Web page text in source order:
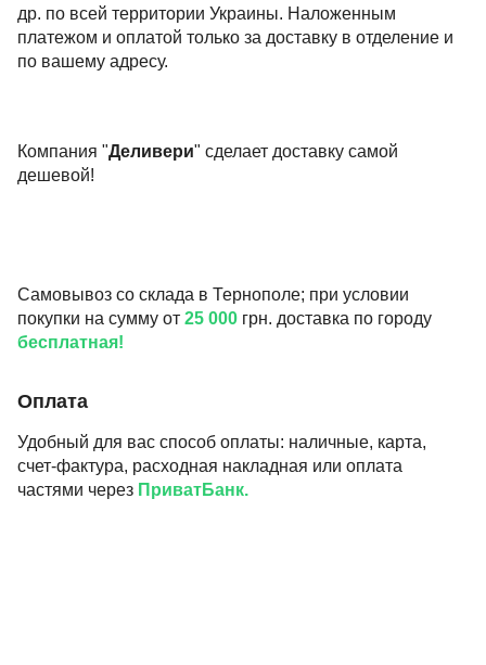
др. по всей территории Украины. Наложенным
платежом и оплатой только за доставку в отделение и
по вашему адресу.
Компания "Деливери" сделает доставку самой
дешевой!
Самовывоз со склада в Тернополе; при условии
покупки на сумму от 25 000 грн. доставка по городу
бесплатная!
Оплата
Удобный для вас способ оплаты: наличные, карта,
счет-фактура, расходная накладная или оплата
частями через ПриватБанк.